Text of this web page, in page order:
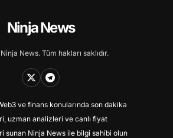
Ninja News
News. Tüm hakları saklıdır.
ve finans konularında son dakika
uzman analizleri ve canlı fiyat
sunan Ninja News ile bilgi sahibi olun